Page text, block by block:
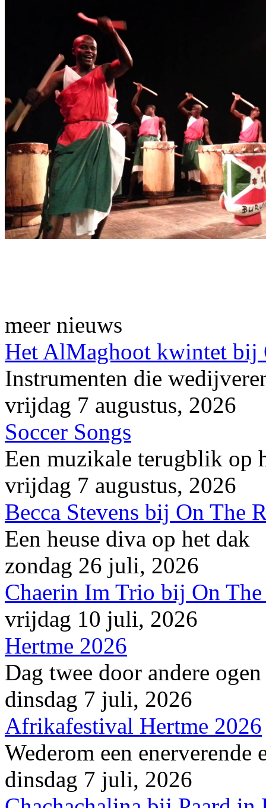
meer nieuws
Het AlMaghoot kwintet bij
Instrumenten die
vrijdag 7 augustus, 2026
Soccer Songs
Een muzikale terugblik op
vrijdag 7 augustus, 2026
Becca Stevens bij On The
Een heuse diva op het dak
zondag 26 juli, 2026
Chaerin Im Trio bij On
vrijdag 10 juli, 2026
Hertme 2026
Dag twee door andere
dinsdag 7 juli, 2026
Afrikafestival Hertme 2026
Wederom een enerverende
dinsdag 7 juli, 2026